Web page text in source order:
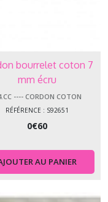
bourrelet coton 7
mm écru
---- CORDON COTON
RÉFÉRENCE : S92651
0€60
AU PANIER